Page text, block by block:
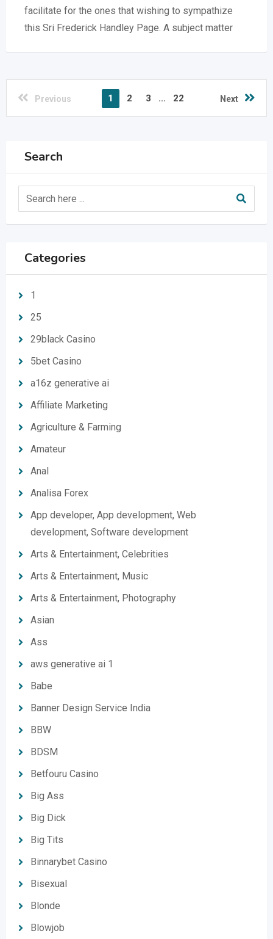
facilitate for the ones that wishing to sympathize
this Sri Frederick Handley Page. A subject matter
Previous 1 2 3 ... 22 Next
Search
Categories
1
25
29black Casino
5bet Casino
a16z generative ai
Affiliate Marketing
Agriculture & Farming
Amateur
Anal
Analisa Forex
App developer, App development, Web
development, Software development
Arts & Entertainment, Celebrities
Arts & Entertainment, Music
Arts & Entertainment, Photography
Asian
Ass
aws generative ai 1
Babe
Banner Design Service India
BBW
BDSM
Betfouru Casino
Big Ass
Big Dick
Big Tits
Binnarybet Casino
Bisexual
Blonde
Blowjob